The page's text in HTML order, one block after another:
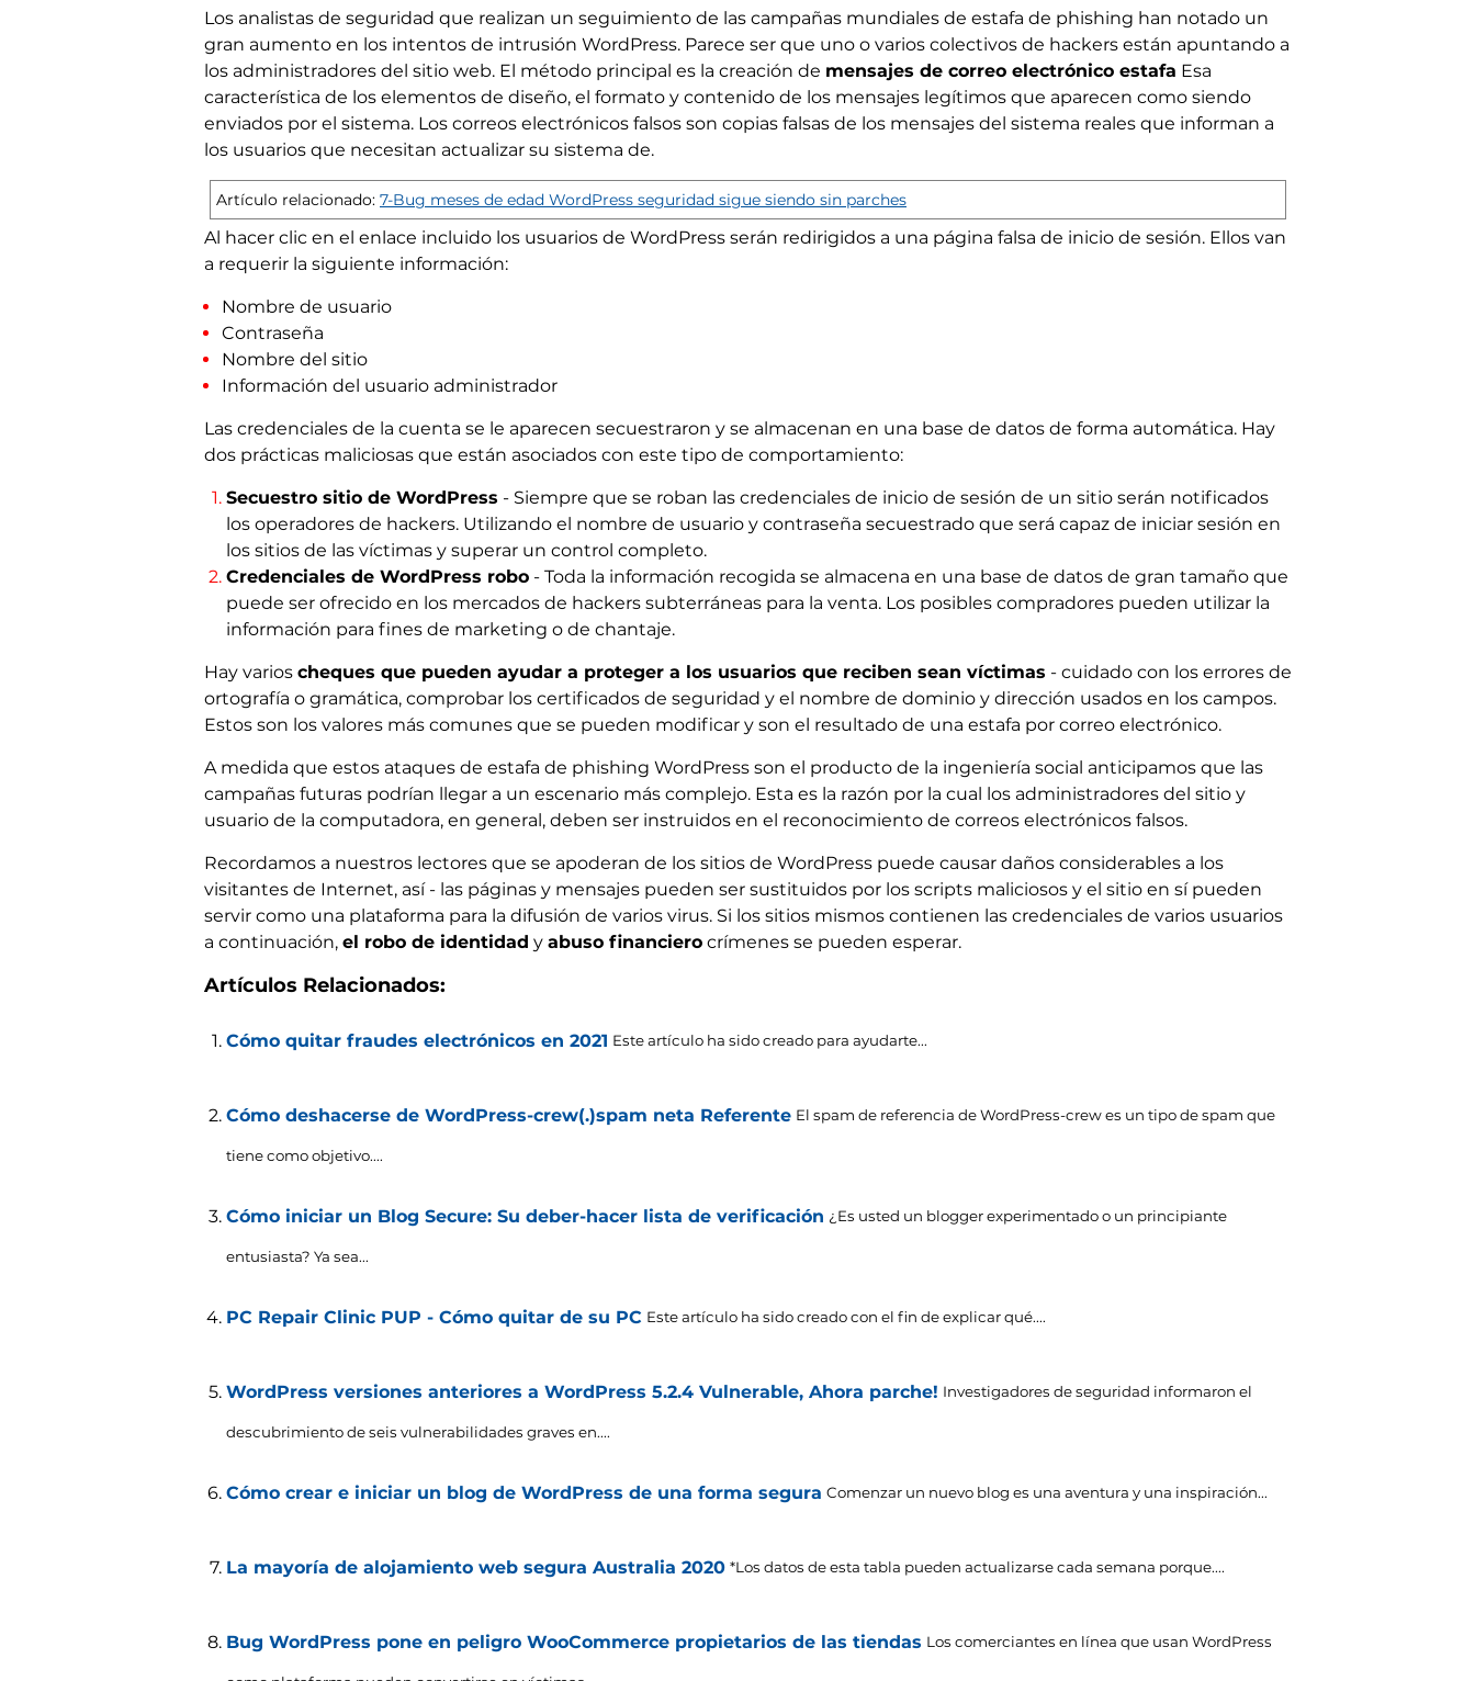
Los analistas de seguridad que realizan un seguimiento de las campañas mundiales de estafa de phishing han notado un
gran aumento en los intentos de intrusión WordPress. Parece ser que uno o varios colectivos de hackers están apuntando a
los administradores del sitio web. El método principal es la creación de mensajes de correo electrónico estafa Esa
característica de los elementos de diseño, el formato y contenido de los mensajes legítimos que aparecen como siendo
enviados por el sistema. Los correos electrónicos falsos son copias falsas de los mensajes del sistema reales que informan a
los usuarios que necesitan actualizar su sistema de.
Artículo relacionado: 7-Bug meses de edad WordPress seguridad sigue siendo sin parches
Al hacer clic en el enlace incluido los usuarios de WordPress serán redirigidos a una página falsa de inicio de sesión. Ellos van
a requerir la siguiente información:
Nombre de usuario
Contraseña
Nombre del sitio
Información del usuario administrador
Las credenciales de la cuenta se le aparecen secuestraron y se almacenan en una base de datos de forma automática. Hay
dos prácticas maliciosas que están asociados con este tipo de comportamiento:
Secuestro sitio de WordPress - Siempre que se roban las credenciales de inicio de sesión de un sitio serán notificados
los operadores de hackers. Utilizando el nombre de usuario y contraseña secuestrado que será capaz de iniciar sesión en
los sitios de las víctimas y superar un control completo.
Credenciales de WordPress robo - Toda la información recogida se almacena en una base de datos de gran tamaño que
puede ser ofrecido en los mercados de hackers subterráneas para la venta. Los posibles compradores pueden utilizar la
información para fines de marketing o de chantaje.
Hay varios cheques que pueden ayudar a proteger a los usuarios que reciben sean víctimas - cuidado con los errores de
ortografía o gramática, comprobar los certificados de seguridad y el nombre de dominio y dirección usados ​​en los campos.
Estos son los valores más comunes que se pueden modificar y son el resultado de una estafa por correo electrónico.
A medida que estos ataques de estafa de phishing WordPress son el producto de la ingeniería social anticipamos que las
campañas futuras podrían llegar a un escenario más complejo. Esta es la razón por la cual los administradores del sitio y
usuario de la computadora, en general, deben ser instruidos en el reconocimiento de correos electrónicos falsos.
Recordamos a nuestros lectores que se apoderan de los sitios de WordPress puede causar daños considerables a los
visitantes de Internet, así - las páginas y mensajes pueden ser sustituidos por los scripts maliciosos y el sitio en sí pueden
servir como una plataforma para la difusión de varios virus. Si los sitios mismos contienen las credenciales de varios usuarios
a continuación, el robo de identidad y abuso financiero crímenes se pueden esperar.
Artículos Relacionados:
Cómo quitar fraudes electrónicos en 2021 Este artículo ha sido creado para ayudarte...
Cómo deshacerse de WordPress-crew(.)spam neta Referente El spam de referencia de WordPress-crew es un tipo de spam que
tiene como objetivo....
Cómo iniciar un Blog Secure: Su deber-hacer lista de verificación ¿Es usted un blogger experimentado o un principiante
entusiasta? Ya sea...
PC Repair Clinic PUP - Cómo quitar de su PC Este artículo ha sido creado con el fin de explicar qué....
WordPress versiones anteriores a WordPress 5.2.4 Vulnerable, Ahora parche! Investigadores de seguridad informaron el
descubrimiento de seis vulnerabilidades graves en....
Cómo crear e iniciar un blog de WordPress de una forma segura Comenzar un nuevo blog es una aventura y una inspiración...
La mayoría de alojamiento web segura Australia 2020 *Los datos de esta tabla pueden actualizarse cada semana porque....
Bug WordPress pone en peligro WooCommerce propietarios de las tiendas Los comerciantes en línea que usan WordPress